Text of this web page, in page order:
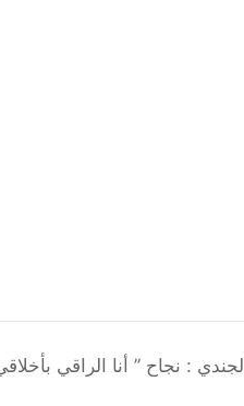
الجندي : نجاح ” أنا الراقي